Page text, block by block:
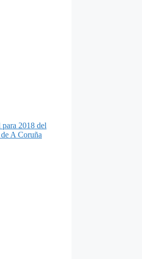
2018 del
A Coruña